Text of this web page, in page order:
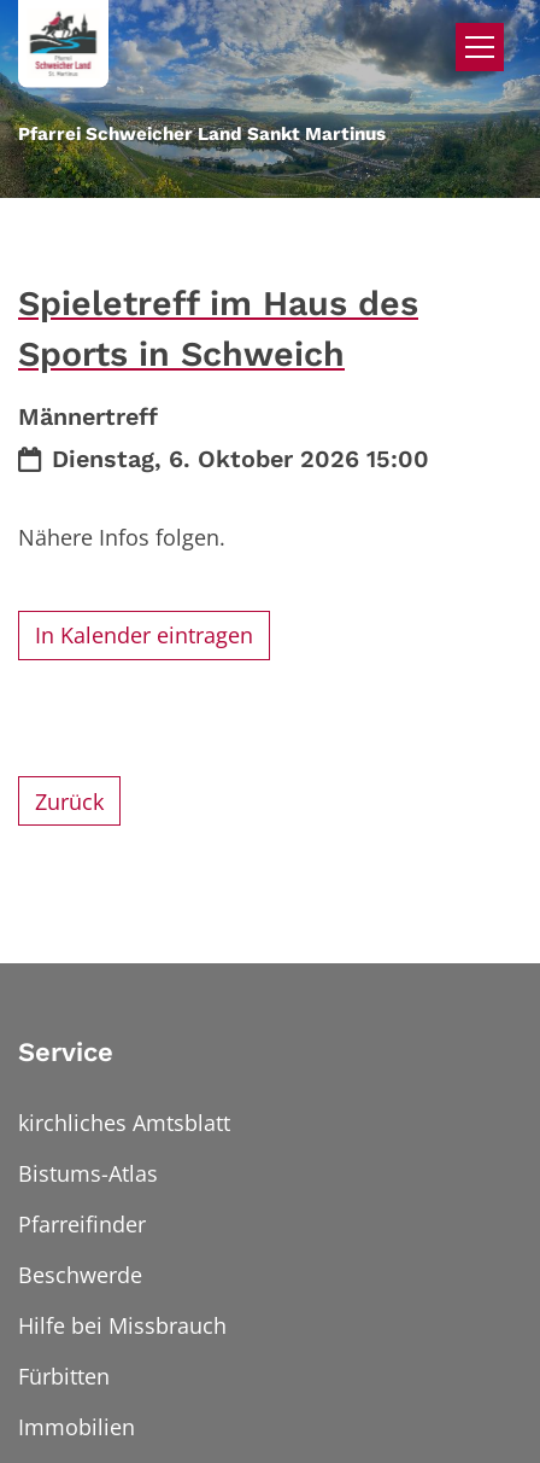
Zum Inhalt springen
Pfarrei Schweicher Land Sankt Martinus
Spieletreff im Haus des
Sports in Schweich
Männertreff
Datum:
Dienstag, 6. Oktober 2026 15:00
Nähere Infos folgen.
In Kalender eintragen
Zurück
Service
kirchliches Amtsblatt
Bistums-Atlas
Pfarreifinder
Beschwerde
Hilfe bei Missbrauch
Fürbitten
Immobilien